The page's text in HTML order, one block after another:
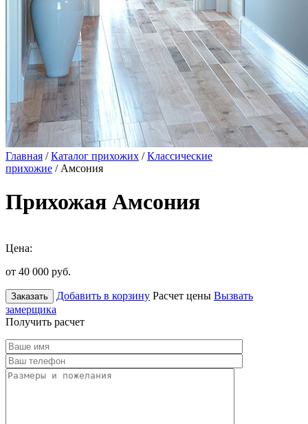
Главная /Каталог прихожих /Классические
прихожие / Амсония
Прихожая Амсония
Цена:
от 40 000 руб.
Заказать Добавить в корзину Расчет цены Вызвать
замерщика
Получить расчет